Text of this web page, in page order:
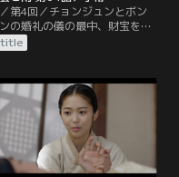
第4回／チョンジュンとボン
の婚礼の儀の最中、財宝を積
が爆破され大騒ぎに。ギョン
の首謀者とみなされ、ビョン
身となるが、すべてはキム一
組んだ陰謀だった。だが、機
かせたボンリョンによってチ
ュンは逃亡。さらに彼女は、
目撃した証人になるとチョン
に語るが…。